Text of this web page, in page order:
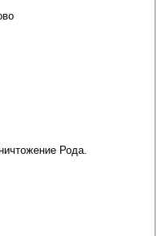
Рода.